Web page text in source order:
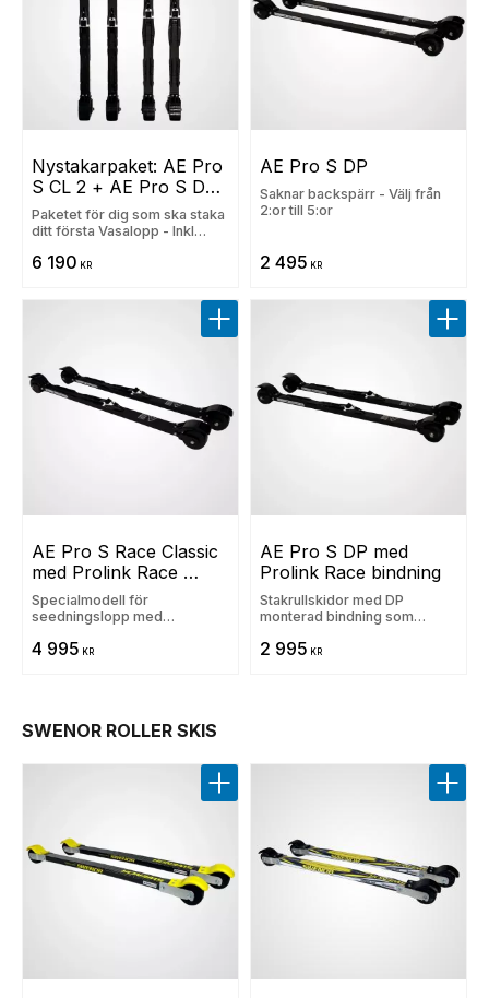
Nystakarpaket: AE Pro
S CL 2 + AE Pro S DP
4
Paketet för dig som ska staka
ditt första Vasalopp - Inkl
6 190 KR
AE Pro S DP
Saknar backspärr - Välj från
2:or till 5:or
2 495 KR
AE Pro S Race Classic
med Prolink Race
bindning
Specialmodell för
seedningslopp med
monterad bindning och
4 995 KR
Lägg till i favoriter
AE Pro S DP med
Prolink Race bindning
Stakrullskidor med DP
monterad bindning som
Prolink
2 995 KR
Lägg
SWENOR ROLLER SKIS
Lägg till i favoriter Lägg